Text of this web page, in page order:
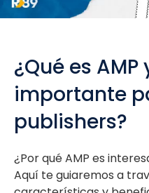
¿Qué es
importante
publishers?
¿Por qué AMP es
Aquí te guiaremos a